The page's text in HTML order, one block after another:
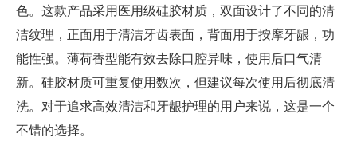
色。这款产品采用医用级硅胶材质，双面设计了不同的清
洁纹理，正面用于清洁牙齿表面，背面用于按摩牙龈，功
能性强。薄荷香型能有效去除口腔异味，使用后口气清
新。硅胶材质可重复使用数次，但建议每次使用后彻底清
洗。对于追求高效清洁和牙龈护理的用户来说，这是一个
不错的选择。